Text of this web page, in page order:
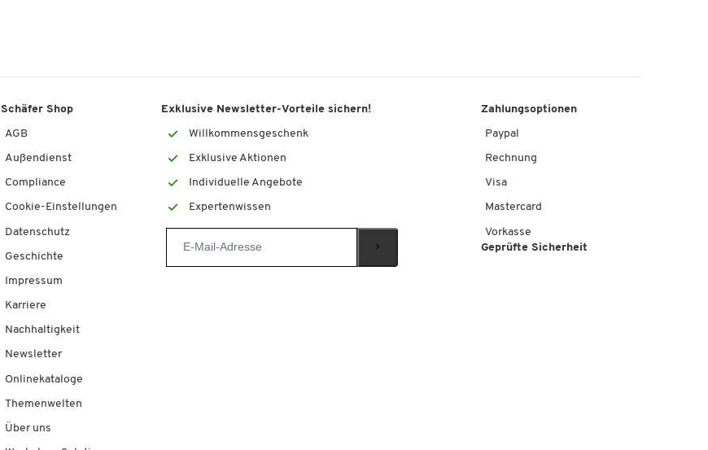
Schäfer Shop
AGB
Außendienst
Compliance
Cookie-Einstellungen
Datenschutz
Geschichte
Impressum
Karriere
Nachhaltigkeit
Newsletter
Onlinekataloge
Themenwelten
Über uns
Exklusive Newsletter-Vorteile sichern!
Willkommensgeschenk
Exklusive Aktionen
Individuelle Angebote
Expertenwissen
Zahlungsoptionen
Paypal
Rechnung
Visa
Mastercard
Vorkasse
Geprüfte Sicherheit